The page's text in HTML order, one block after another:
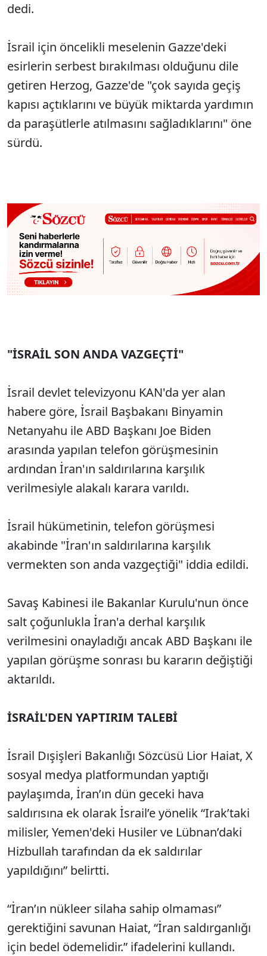
dedi.
İsrail için öncelikli meselenin Gazze'deki
esirlerin serbest bırakılması olduğunu dile
getiren Herzog, Gazze'de "çok sayıda geçiş
kapısı açtıklarını ve büyük miktarda yardımın
da paraşütlerle atılmasını sağladıklarını" öne
sürdü.
"İSRAİL SON ANDA VAZGEÇTİ"
İsrail devlet televizyonu KAN'da yer alan
habere göre, İsrail Başbakanı Binyamin
Netanyahu ile ABD Başkanı Joe Biden
arasında yapılan telefon görüşmesinin
ardından İran'ın saldırılarına karşılık
verilmesiyle alakalı karara varıldı.
İsrail hükümetinin, telefon görüşmesi
akabinde "İran'ın saldırılarına karşılık
vermekten son anda vazgeçtiği" iddia edildi.
Savaş Kabinesi ile Bakanlar Kurulu'nun önce
salt çoğunlukla İran'a derhal karşılık
verilmesini onayladığı ancak ABD Başkanı ile
yapılan görüşme sonrası bu kararın değiştiği
aktarıldı.
İSRAİL'DEN YAPTIRIM TALEBİ
İsrail Dışişleri Bakanlığı Sözcüsü Lior Haiat, X
sosyal medya platformundan yaptığı
paylaşımda, İran’ın dün geceki hava
saldırısına ek olarak İsrail’e yönelik “Irak’taki
milisler, Yemen'deki Husiler ve Lübnan’daki
Hizbullah tarafından da ek saldırılar
yapıldığını” belirtti.
“İran’ın nükleer silaha sahip olmaması”
gerektiğini savunan Haiat, “İran saldırganlığı
için bedel ödemelidir.” ifadelerini kullandı.